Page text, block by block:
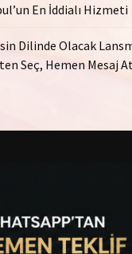
En İddialı Hizmeti
Dilinde Olacak
Seç, Hemen Mesaj